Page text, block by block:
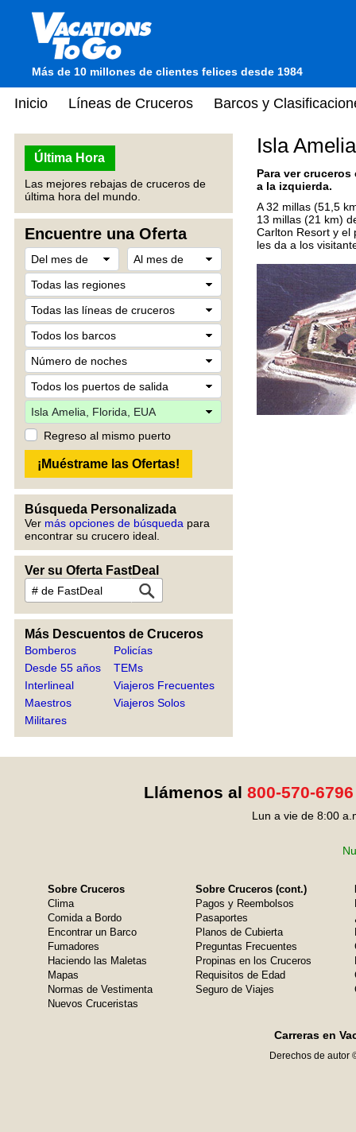
Más de 10 millones de clientes felices desde 1984
Inicio Líneas de Cruceros Barcos y
Última Hora
Las mejores rebajas de cruceros de
última hora del mundo.
Encuentre una Oferta
Regreso al mismo puerto
Búsqueda Personalizada
Ver más opciones de búsqueda para
encontrar su crucero ideal.
Ver su Oferta FastDeal
Más Descuentos de Cruceros
Bomberos
Desde 55 años
Interlineal
Maestros
Militares
Policías
TEMs
Viajeros Frecuentes
Viajeros Solos
Isla
Para ver
a la izquierda.
A 32 millas (51,5
13 millas (21 km)
Carlton Resort y el
les da a los
Llámenos al 800-570-6796
Lun a vie de 8:00
Sobre Cruceros
Clima
Comida a Bordo
Encontrar un Barco
Fumadores
Haciendo las Maletas
Mapas
Normas de Vestimenta
Nuevos Cruceristas
Sobre Cruceros (cont.)
Pagos y Reembolsos
Pasaportes
Planos de Cubierta
Preguntas Frecuentes
Propinas en los Cruceros
Requisitos de Edad
Seguro de Viajes
Carreras en
Derechos de autor